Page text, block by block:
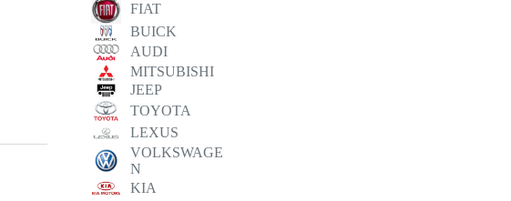
FIAT
BUICK
AUDI
MITSUBISHI
JEEP
TOYOTA
LEXUS
VOLKSWAGE
N
KIA